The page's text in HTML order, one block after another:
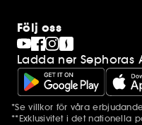
Följ oss
Ladda ner Sephoras
Ytterligare information
*Se villkor för våra
**Exklusivitet i det nationella